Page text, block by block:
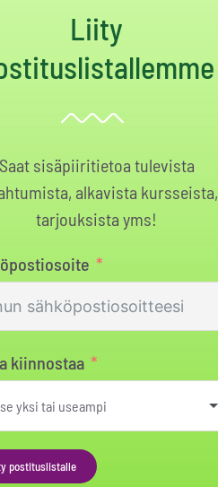
Liity
Saat sisäpiiritietoa tulevista
alkavista kursseista,
tarjouksista yms!
kiinnostaa
postituslistalle